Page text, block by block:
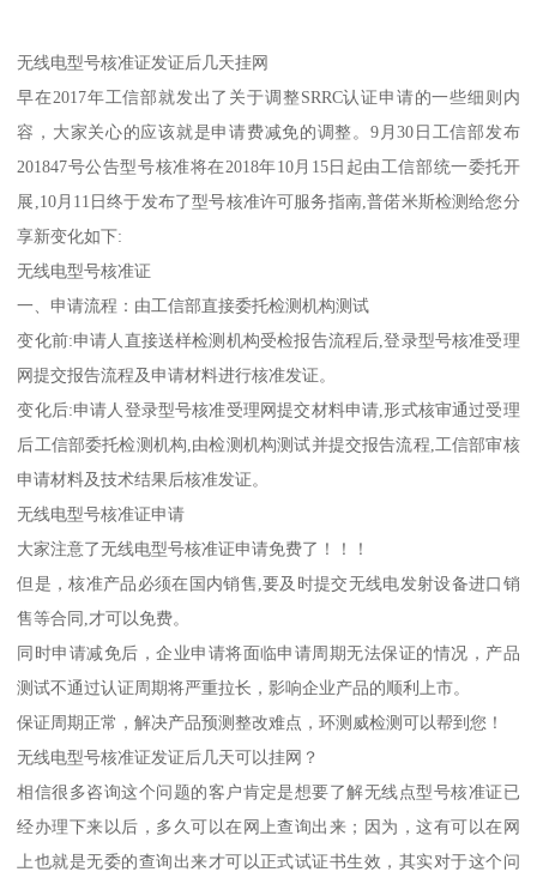
无线电型号核准证发证后几天挂网
早在2017年工信部就发出了关于调整SRRC认证申请的一些细则内
容，大家关心的应该就是申请费减免的调整。9月30日工信部发布
201847号公告型号核准将在2018年10月15日起由工信部统一委托开
展,10月11日终于发布了型号核准许可服务指南,普偌米斯检测给您分
享新变化如下:
无线电型号核准证
一、申请流程：由工信部直接委托检测机构测试
变化前:申请人直接送样检测机构受检报告流程后,登录型号核准受理
网提交报告流程及申请材料进行核准发证。
变化后:申请人登录型号核准受理网提交材料申请,形式核审通过受理
后工信部委托检测机构,由检测机构测试并提交报告流程,工信部审核
申请材料及技术结果后核准发证。
无线电型号核准证申请
大家注意了无线电型号核准证申请免费了！！！
但是，核准产品必须在国内销售,要及时提交无线电发射设备进口销
售等合同,才可以免费。
同时申请减免后，企业申请将面临申请周期无法保证的情况，产品
测试不通过认证周期将严重拉长，影响企业产品的顺利上市。
保证周期正常，解决产品预测整改难点，环测威检测可以帮到您！
无线电型号核准证发证后几天可以挂网？
相信很多咨询这个问题的客户肯定是想要了解无线点型号核准证已
经办理下来以后，多久可以在网上查询出来；因为，这有可以在网
上也就是无委的查询出来才可以正式试证书生效，其实对于这个问